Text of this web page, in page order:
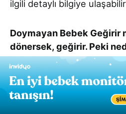
ilgili detaylı bilgiye
Doymayan Bebek Geğirir
dönersek, geğirir. Peki
Gaz oluşumu nedeniyle.
sırasında hava yutabilir.